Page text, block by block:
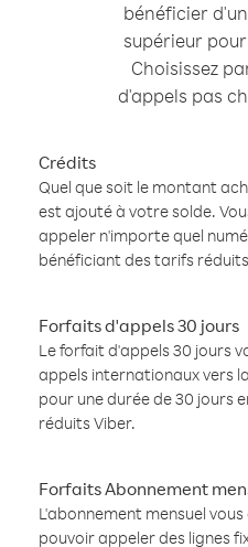
bénéficier
supérieur
Choisissez
d'appels pas
Crédits
Quel que soit le montant
est ajouté à votre solde.
appeler n'importe quel
bénéficiant des tarifs
Forfaits d'appels 30 jours
Le forfait d'appels 30 jours
appels internationaux vers
pour une durée de 30 jours
réduits Viber.
Forfaits Abonnement
L'abonnement mensuel
pouvoir appeler des lignes